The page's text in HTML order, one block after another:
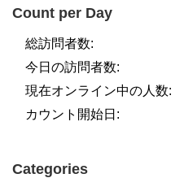
Count per Day
総訪問者数:
今日の訪問者数:
現在オンライン中の人数:
カウント開始日:
Categories